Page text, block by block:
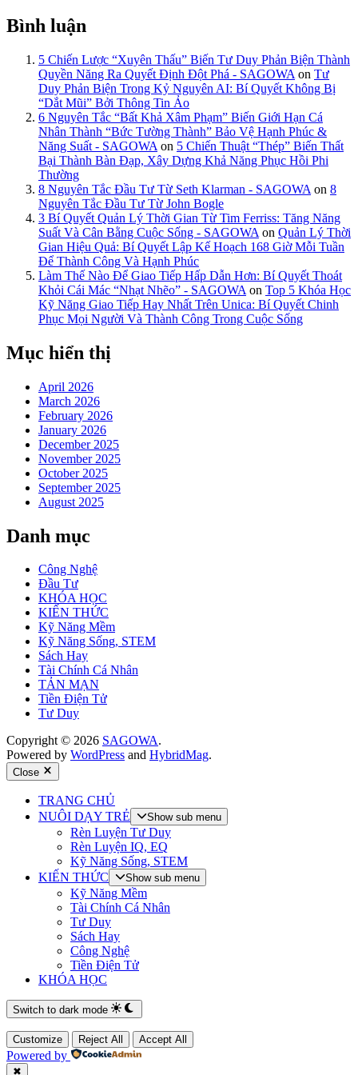
Bình luận
5 Chiến Lược “Xuyên Thấu” Biến Tư Duy Phản Biện Thành
Quyền Năng Ra Quyết Định Đột Phá - SAGOWA on Tư
Duy Phản Biện Trong Kỷ Nguyên AI: Bí Quyết Không Bị
“Dắt Mũi” Bởi Thông Tin Ảo
6 Nguyên Tắc “Bất Khả Xâm Phạm” Biến Giới Hạn Cá
Nhân Thành “Bức Tường Thành” Bảo Vệ Hạnh Phúc &
Năng Suất - SAGOWA on 5 Chiến Thuật “Thép” Biến Thất
Bại Thành Bàn Đạp, Xây Dựng Khả Năng Phục Hồi Phi
Thường
8 Nguyên Tắc Đầu Tư Từ Seth Klarman - SAGOWA on 8
Nguyên Tắc Đầu Tư Từ John Bogle
3 Bí Quyết Quản Lý Thời Gian Từ Tim Ferriss: Tăng Năng
Suất Và Cân Bằng Cuộc Sống - SAGOWA on Quản Lý Thời
Gian Hiệu Quả: Bí Quyết Lập Kế Hoạch 168 Giờ Mỗi Tuần
Để Thành Công Và Hạnh Phúc
Làm Thế Nào Để Giao Tiếp Hấp Dẫn Hơn: Bí Quyết Thoát
Khỏi Cái Mác “Nhạt Nhẽo” - SAGOWA on Top 5 Khóa Học
Kỹ Năng Giao Tiếp Hay Nhất Trên Unica: Bí Quyết Chinh
Phục Mọi Người Và Thành Công Trong Cuộc Sống
Mục hiển thị
April 2026
March 2026
February 2026
January 2026
December 2025
November 2025
October 2025
September 2025
August 2025
Danh mục
Công Nghệ
Đầu Tư
KHÓA HỌC
KIẾN THỨC
Kỹ Năng Mềm
Kỹ Năng Sống, STEM
Sách Hay
Tài Chính Cá Nhân
TẢN MẠN
Tiền Điện Tử
Tư Duy
Copyright © 2026 SAGOWA.
Powered by WordPress and HybridMag.
Close
TRANG CHỦ
NUÔI DẠY TRẺ
Show sub menu
Rèn Luyện Tư Duy
Rèn Luyện IQ, EQ
Kỹ Năng Sống, STEM
KIẾN THỨC
Show sub menu
Kỹ Năng Mềm
Tài Chính Cá Nhân
Tư Duy
Sách Hay
Công Nghệ
Tiền Điện Tử
KHÓA HỌC
Switch to dark mode
Customize Reject All Accept All
Powered by
✖